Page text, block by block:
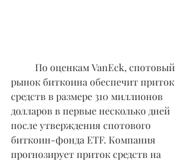
рынок биткоина обеспечит приток
средств в размере 310 миллионов
долларов в первые несколько дней
после утверждения спотового
биткоин-фонда ETF. Компания
прогнозирует приток средств на